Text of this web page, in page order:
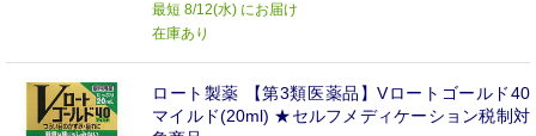
最短 8/12(水) にお届け
在庫あり
ロート製薬 【第3類医薬品】Vロートゴールド40
マイルド(20ml) ★セルフメディケーション税制対